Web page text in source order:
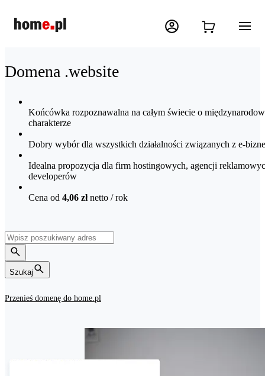
Domena .website
Końcówka rozpoznawalna na całym świecie o
charakterze
Dobry wybór dla wszystkich działalności związanych z e-
Idealna propozycja dla firm hostingowych, agencji
developerów
Cena od 4,06 zł netto / rok
Szukaj
Przenieś domenę do home.pl